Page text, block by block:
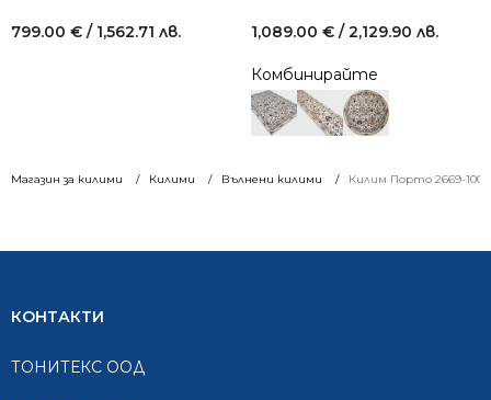
Магазин за килими Килими Вълнени килими Килим Порто 2669-
799.00 € / 1,562.71 лв. 1,089.00 € / 2,129.90 лв.
Комбинирайте
КОНТАКТИ
ТОНИТЕКС ООД